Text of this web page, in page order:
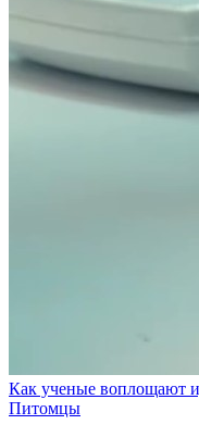
Как ученые воплощают
Питомцы